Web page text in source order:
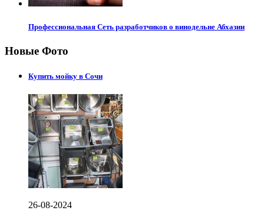
Профессиональная Сеть разработчиков о винодельне Абхазии
Новые Фото
Купить мойку в Сочи
26-08-2024